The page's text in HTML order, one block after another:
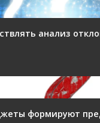
анализ
формируют